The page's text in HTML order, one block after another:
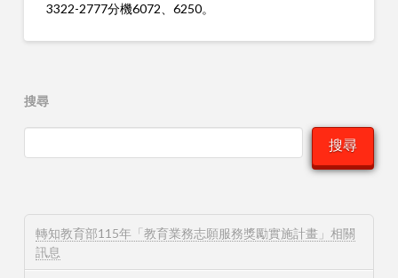
3322-2777分機6072、6250。
搜尋
搜尋
轉知教育部115年「教育業務志願服務獎勵實施計畫」相關
訊息